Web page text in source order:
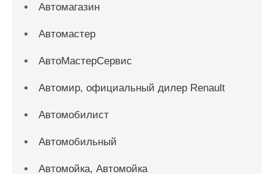
Автомагазин
Автомастер
АвтоМастерСервис
Автомир, официальный дилер Renault
Автомобилист
Автомобильный
Автомойка, Автомойка